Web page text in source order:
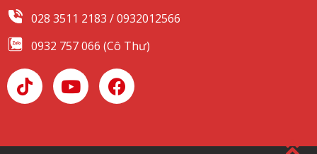
028 3511 2183 / 0932012566
0932 757 066 (Cô Thư)